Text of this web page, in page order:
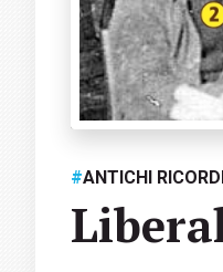
#ANTICHI